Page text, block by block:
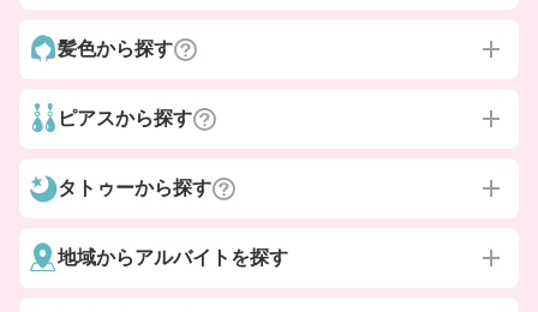
髪色から探す
ピアスから探す
タトゥーから探す
地域からアルバイトを探す